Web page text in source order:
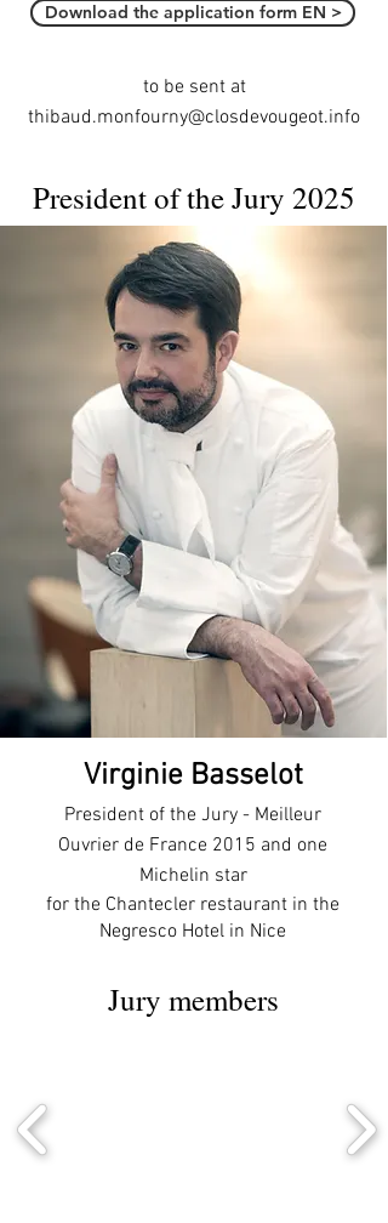
Download the application form EN >
to be sent at
thibaud.monfourny@closdevougeot.info
President of the Jury 2025
Virginie Basselot
President of the Jury - Meilleur
Ouvrier de France 2015 and one
Michelin star
for the Chantecler restaurant in the
Negresco Hotel in Nice
Jury members